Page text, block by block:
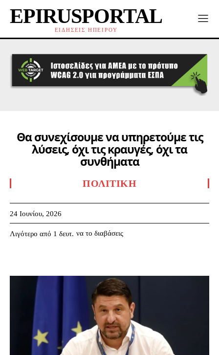
EPIRUSPORTAL
ΕΙΔΗΣΕΙΣ ΗΠΕΙΡΟΥ
Θα συνεχίσουμε να υπηρετούμε τις
λύσεις, όχι τις κραυγές, όχι τα
συνθήματα
ΠΟΛΙΤΙΚΉ
24 Ιουνίου, 2026
Λιγότερο από 1 δευτ. να το διαβάσεις